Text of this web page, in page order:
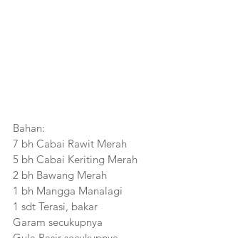
Bahan:
7 bh Cabai Rawit Merah
5 bh Cabai Keriting Merah
2 bh Bawang Merah
1 bh Mangga Manalagi
1 sdt Terasi, bakar
Garam secukupnya